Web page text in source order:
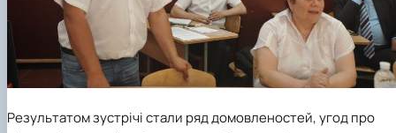
Результатом зустрічі стали ряд домовленостей, угод про